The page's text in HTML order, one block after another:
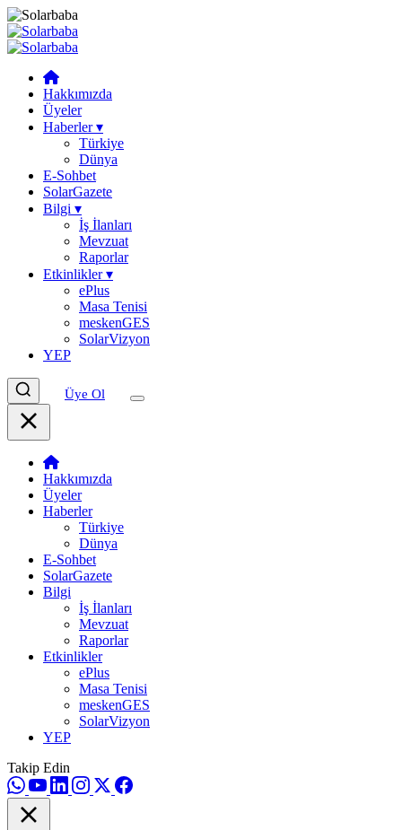
Hakkımızda
Üyeler
Haberler▾
Türkiye
Dünya
E-Sohbet
SolarGazete
Bilgi ▾
İş İlanları
Mevzuat
Raporlar
Etkinlikler▾
ePlus
Masa Tenisi
meskenGES
SolarVizyon
YEP
Üye Ol
Hakkımızda
Üyeler
Haberler
Türkiye
Dünya
E-Sohbet
SolarGazete
Bilgi
İş İlanları
Mevzuat
Raporlar
Etkinlikler
ePlus
Masa Tenisi
meskenGES
SolarVizyon
YEP
Takip Edin